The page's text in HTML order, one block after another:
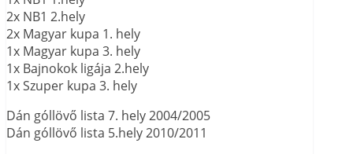
2x NB1 2.hely
2x Magyar kupa 1. hely
1x Magyar kupa 3. hely
1x Bajnokok ligája 2.hely
1x Szuper kupa 3. hely
Dán góllövő lista 7. hely 2004/2005
Dán góllövő lista 5.hely 2010/2011